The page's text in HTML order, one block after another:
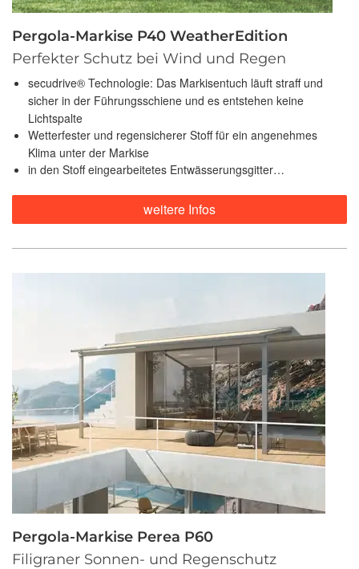
Pergola-Markise P40 WeatherEdition
Perfekter Schutz bei Wind und Regen
secudrive® Technologie: Das Markisentuch läuft straff und
sicher in der Führungsschiene und es entstehen keine
Lichtspalte
Wetterfester und regensicherer Stoff für ein angenehmes
Klima unter der Markise
in den Stoff eingearbeitetes Entwässerungsgitter…
weitere Infos
Pergola-Markise Perea P60
Filigraner Sonnen- und Regenschutz